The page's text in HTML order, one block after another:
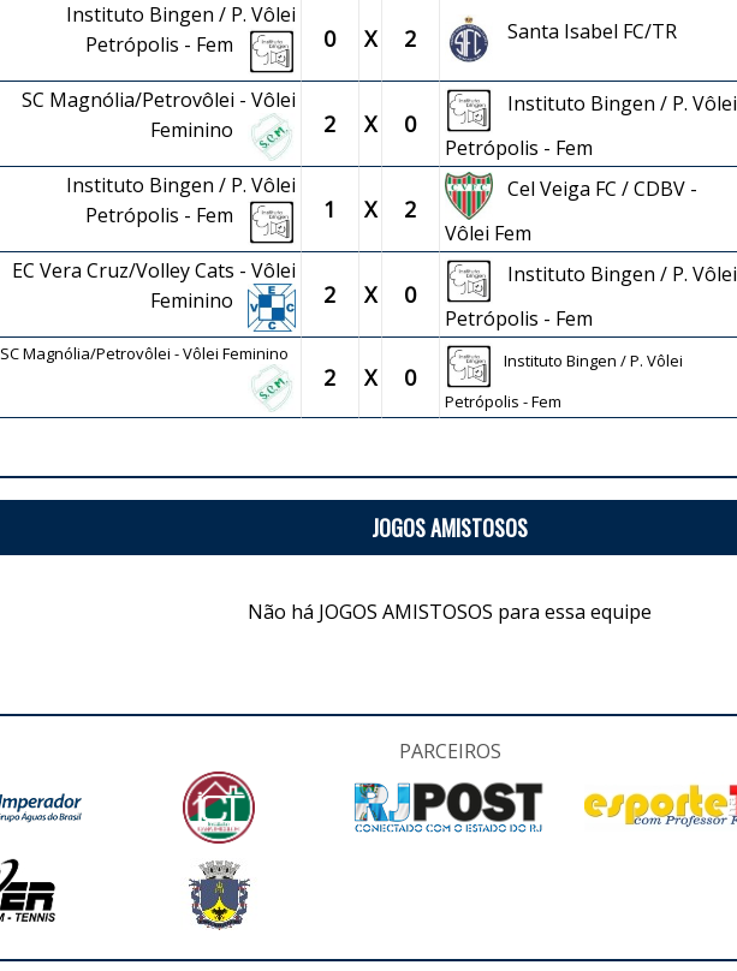
Instituto Bingen / P. Vôlei
Petrópolis - Fem
0 X 2 Santa Isabel FC/TR
SC Magnólia/Petrovôlei - Vôlei
Feminino
2 X 0
Instituto Bingen / P. Vôlei
Petrópolis - Fem
Instituto Bingen / P. Vôlei
Petrópolis - Fem
1 X 2
Cel Veiga FC / CDBV -
Vôlei Fem
EC Vera Cruz/Volley Cats - Vôlei
Feminino
2 X 0
Instituto Bingen / P. Vôlei
Petrópolis - Fem
SC Magnólia/Petrovôlei - Vôlei Feminino
2 X 0
Instituto Bingen / P. Vôlei
Petrópolis - Fem
JOGOS AMISTOSOS
Não há JOGOS AMISTOSOS para essa equipe
PARCEIROS